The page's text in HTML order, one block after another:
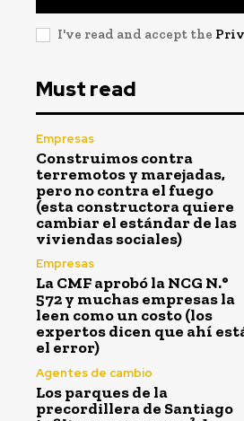
I've read and accept the
Must read
Empresas
Construimos contra
terremotos y marejadas,
pero no contra el fuego
(esta constructora quiere
cambiar el estándar de las
viviendas sociales)
Empresas
La CMF aprobó la NCG N.°
572 y muchas empresas la
leen como un costo (los
expertos dicen que ahí
el error)
Agentes de cambio
Los parques de la
precordillera de Santiago